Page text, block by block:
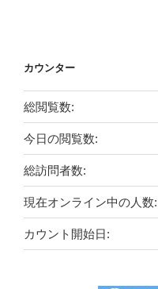
カウンター
総閲覧数:
今日の閲覧数:
総訪問者数:
現在オンライン中の人数:
カウント開始日: